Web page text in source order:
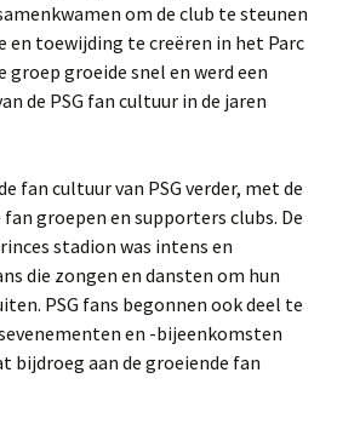
om de club te steunen
en toewijding te creëren in het Parc
groep groeide snel en werd een
de PSG fan cultuur in de jaren
fan cultuur van PSG verder, met de
groepen en supporters clubs. De
stadion was intens en
die zongen en dansten om hun
PSG fans begonnen ook deel te
en -bijeenkomsten
bijdroeg aan de groeiende fan